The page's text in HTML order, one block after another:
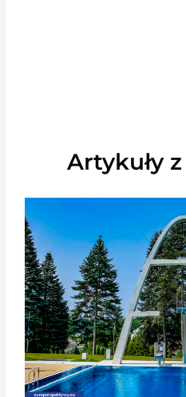
Artykuły